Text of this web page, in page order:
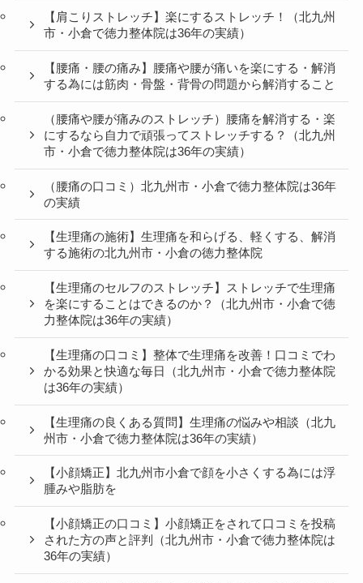
【肩こりストレッチ】楽にするストレッチ！（北九州
市・小倉で徳力整体院は36年の実績）
【腰痛・腰の痛み】腰痛や腰が痛いを楽にする・解消
する為には筋肉・骨盤・背骨の問題から解消すること
（腰痛や腰が痛みのストレッチ）腰痛を解消する・楽
にするなら自力で頑張ってストレッチする？（北九州
市・小倉で徳力整体院は36年の実績）
（腰痛の口コミ）北九州市・小倉で徳力整体院は36年
の実績
【生理痛の施術】生理痛を和らげる、軽くする、解消
する施術の北九州市・小倉の徳力整体院
【生理痛のセルフのストレッチ】ストレッチで生理痛
を楽にすることはできるのか？（北九州市・小倉で徳
力整体院は36年の実績）
【生理痛の口コミ】整体で生理痛を改善！口コミでわ
かる効果と快適な毎日（北九州市・小倉で徳力整体院
は36年の実績）
【生理痛の良くある質問】生理痛の悩みや相談（北九
州市・小倉で徳力整体院は36年の実績）
【小顔矯正】北九州市小倉で顔を小さくする為には浮
腫みや脂肪を
【小顔矯正の口コミ】小顔矯正をされて口コミを投稿
された方の声と評判（北九州市・小倉で徳力整体院は
36年の実績）